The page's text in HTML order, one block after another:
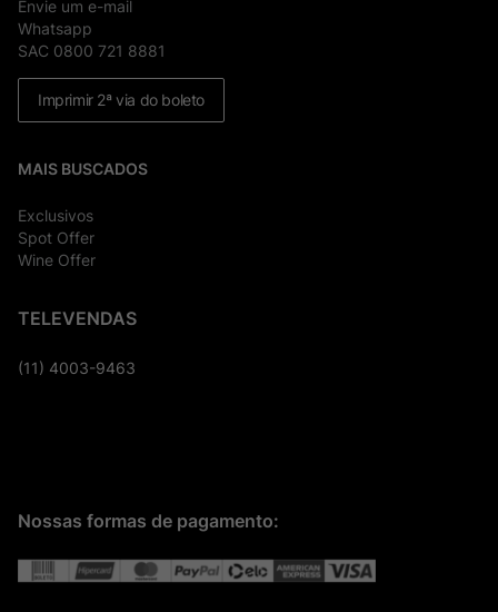
Envie um e-mail
Whatsapp
SAC 0800 721 8881
Imprimir 2ª via do boleto
MAIS BUSCADOS
Exclusivos
Spot Offer
Wine Offer
TELEVENDAS
(11) 4003-9463
Nossas formas de pagamento: